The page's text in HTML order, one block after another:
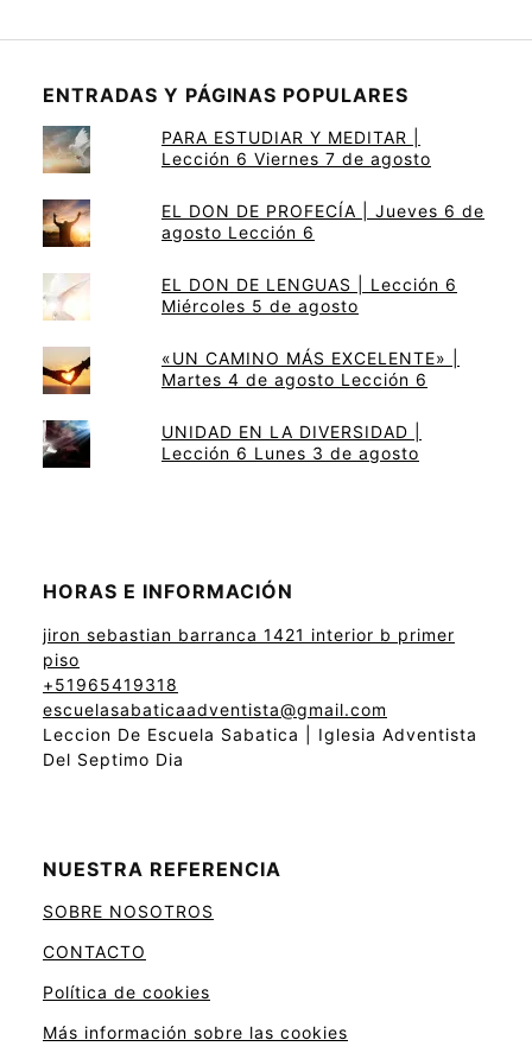
ENTRADAS Y PÁGINAS POPULARES
PARA ESTUDIAR Y MEDITAR |
Lección 6 Viernes 7 de agosto
EL DON DE PROFECÍA | Jueves 6 de
agosto Lección 6
EL DON DE LENGUAS | Lección 6
Miércoles 5 de agosto
«UN CAMINO MÁS EXCELENTE» |
Martes 4 de agosto Lección 6
UNIDAD EN LA DIVERSIDAD |
Lección 6 Lunes 3 de agosto
HORAS E INFORMACIÓN
jiron sebastian barranca 1421 interior b primer
piso
+51965419318
escuelasabaticaadventista@gmail.com
Leccion De Escuela Sabatica | Iglesia Adventista
Del Septimo Dia
NUESTRA REFERENCIA
SOBRE NOSOTROS
CONTACTO
Política de cookies
Más información sobre las cookies